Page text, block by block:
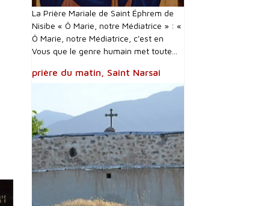
La Prière Mariale de Saint Éphrem de
Nisibe « Ô Marie, notre Médiatrice » : «
Ô Marie, notre Médiatrice, c'est en
Vous que le genre humain met toute...
prière du matin, Saint Narsai